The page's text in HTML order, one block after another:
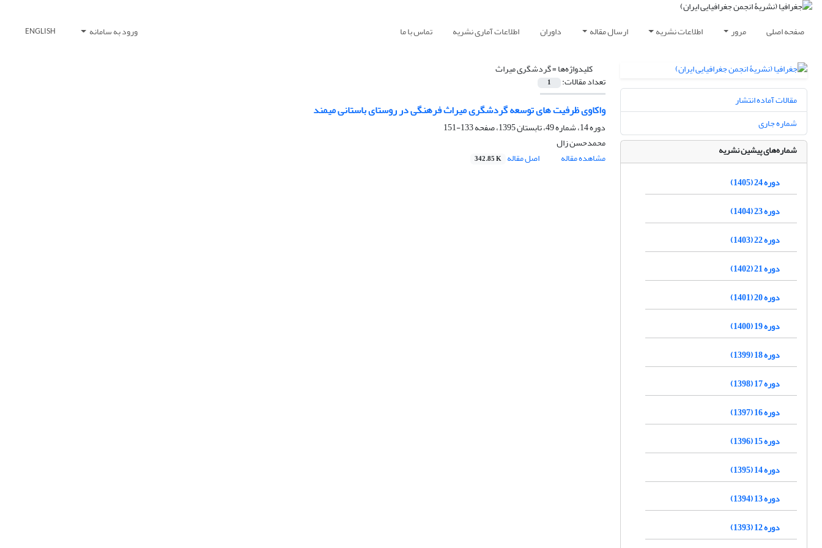
صفحه اصلی مرور اطلاعات نشریه ارسال مقاله داوران اطلاعات آماری نشریه تماس با ما ورود به سامانه ENGLISH
کلیدواژه‌ها =گردشگری میراث
تعداد مقالات: 1
واکاوی ظرفیت های توسعه گردشگری میراث فرهنگی در روستای باستانی میمند
دوره 14، شماره 49، تابستان 1395، صفحه
133-151
محمدحسن زال
مشاهده مقاله
اصل مقاله 342.85 K
مقالات آماده انتشار
شماره جاری
شماره‌های پیشین نشریه
دوره 24 (1405)
دوره 23 (1404)
دوره 22 (1403)
دوره 21 (1402)
دوره 20 (1401)
دوره 19 (1400)
دوره 18 (1399)
دوره 17 (1398)
دوره 16 (1397)
دوره 15 (1396)
دوره 14 (1395)
دوره 13 (1394)
دوره 12 (1393)